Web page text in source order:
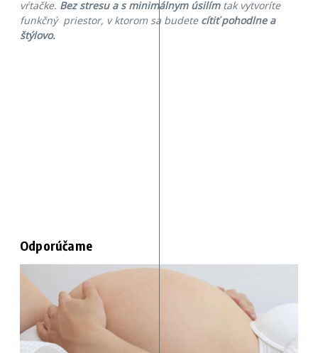
vŕtačke. Bez stresu a s minimálnym úsilímtak vytvoríte
funkčný priestor, v ktorom sa budete cítiť pohodlne a
štýlovo.
Odporúčame